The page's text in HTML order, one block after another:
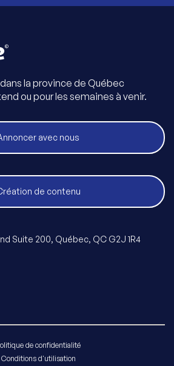
la province de Québec
ou pour les semaines à venir.
avec nous
de contenu
Suite 200, Québec, QC G2J 1R4
de confidentialité
Conditions d'utilisation